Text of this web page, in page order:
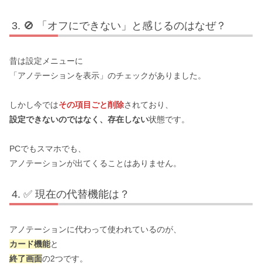
🚫 「オフにできない」と感じるのはなぜ？
昔は設定メニューに
「アノテーションを表示」のチェックがありました。
しかし今ではその項目ごと削除されており、
設定できないのではなく、存在しない状態です。
PCでもスマホでも、
アノテーションが出てくることはありません。
✅ 現在の代替機能は？
アノテーションに代わって使われているのが、
カード機能と
終了画面の2つです。